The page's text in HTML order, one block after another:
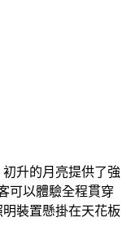
升的月亮提供了強
可以體驗全程貫穿
裝置懸掛在天花板